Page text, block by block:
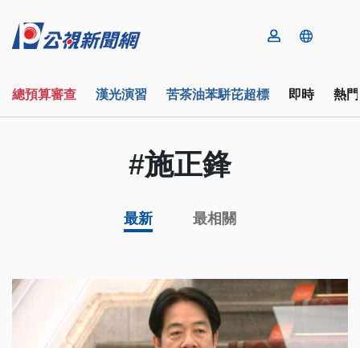
總預算審查 漢光演習 苦茶油苯駢芘超標 即時 熱
#施正鋒
最新 最相關